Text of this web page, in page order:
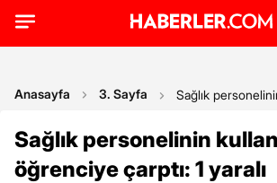
Anasayfa 3. Sayfa Sağlık
Sağlık personelinin
öğrenciye çarptı: 1 yaralı